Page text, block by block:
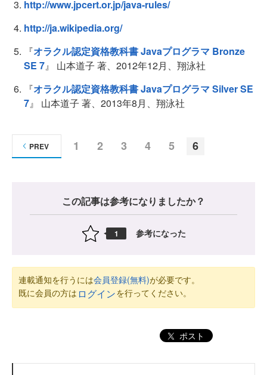
http://www.jpcert.or.jp/java-rules/
http://ja.wikipedia.org/
『オラクル認定資格教科書 Javaプログラマ Bronze
SE 7』 山本道子 著、2012年12月、翔泳社
『オラクル認定資格教科書 Javaプログラマ Silver SE
7』 山本道子 著、2013年8月、翔泳社
1 2 3 4 5 6
PREV
この記事は参考になりましたか？
1 参考になった
連載通知を行うには会員登録(無料)が必要です。
既に会員の方は ログインを行ってください。
ポスト